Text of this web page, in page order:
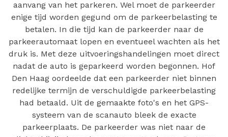
aanvang van het parkeren. Wel moet de parkeerder
enige tijd worden gegund om de parkeerbelasting te
betalen. In die tijd kan de parkeerder naar de
parkeerautomaat lopen en eventueel wachten als het
druk is. Met deze uitvoeringshandelingen moet direct
nadat de auto is geparkeerd worden begonnen. Hof
Den Haag oordeelde dat een parkeerder niet binnen
redelijke termijn de verschuldigde parkeerbelasting
had betaald. Uit de gemaakte foto's en het GPS-
systeem van de scanauto bleek de exacte
parkeerplaats. De parkeerder was niet naar de